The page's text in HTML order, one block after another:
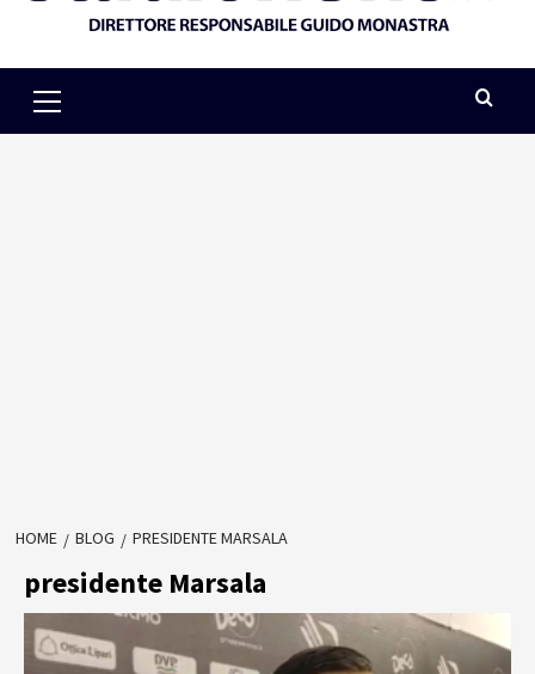
Menu
HOME BLOG PRESIDENTE MARSALA
presidente Marsala